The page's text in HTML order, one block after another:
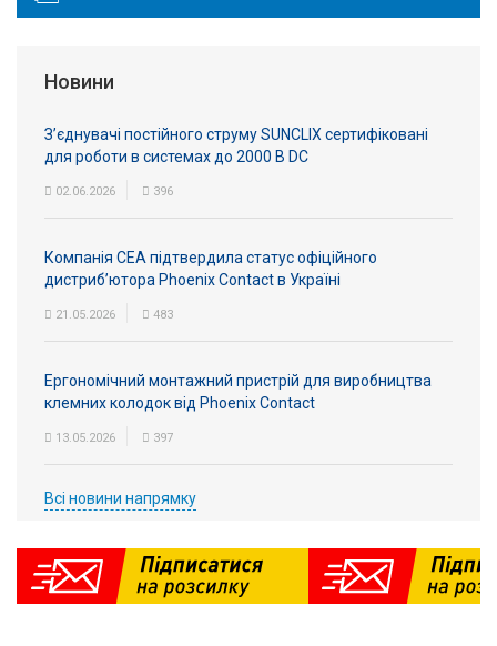
Новини
З’єднувачі постійного струму SUNCLIX сертифіковані
для роботи в системах до 2000 В DC
02.06.2026 396
Компанія СЕА підтвердила статус офіційного
дистриб’ютора Phoenix Contact в Україні
21.05.2026 483
Ергономічний монтажний пристрій для виробництва
клемних колодок від Phoenix Contact
13.05.2026 397
Всі новини напрямку